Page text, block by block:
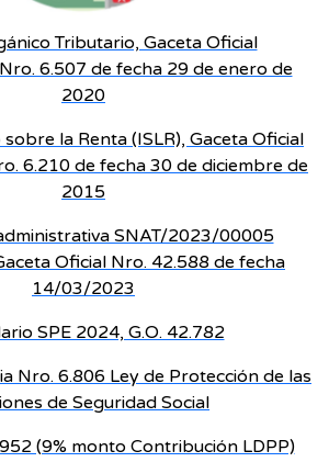
Tributario, Gaceta Oficial
6.507 de fecha 29 de enero de
2020
la Renta (ISLR), Gaceta Oficial
6.210 de fecha 30 de diciembre de
2015
SNAT/2023/00005
Oficial Nro. 42.588 de fecha
14/03/2023
SPE 2024, G.O. 42.782
Nro. 6.806 Ley de Protección de las
de Seguridad Social
(9% monto Contribución LDPP)